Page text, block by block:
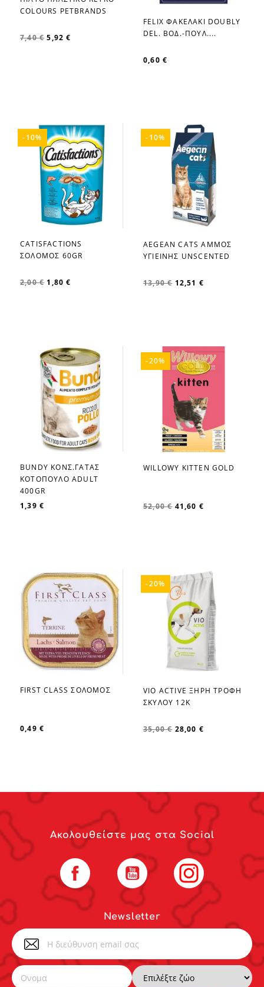
favorite_border
COLOURS PETBRANDS
7,40 € 5,92 €
favorite_border
FELIX ΦΑΚΕΛΑΚΙ DOUBLY
DEL. ΒΟΔ.-ΠΟΥΛ....
0,60 €
favorite_border
CATISFACTIONS
ΣΟΛΟΜΟΣ 60GR
2,00 € 1,80 €
-10%
favorite_border
AEGEAN CATS ΑΜΜΟΣ
ΥΓΙΕΙΝΗΣ UNSCENTED
13,90 € 12,51 €
-10%
favorite_border
BUNDY ΚΟΝΣ.ΓΑΤΑΣ
ΚΟΤΟΠΟΥΛΟ ADULT
400GR
1,39 €
favorite_border
WILLOWY KITTEN GOLD
52,00 € 41,60 €
-20%
favorite_border
FIRST CLASS ΣΟΛΟΜΟΣ
0,49 €
favorite_border
VIO ΑCTIVE ΞΗΡΗ ΤΡΟΦΗ
ΣΚΥΛΟΥ 12Κ
35,00 € 28,00 €
-20%
Newsletter
Ακολουθείστε μας στα Social
Facebook YouTube Instagram